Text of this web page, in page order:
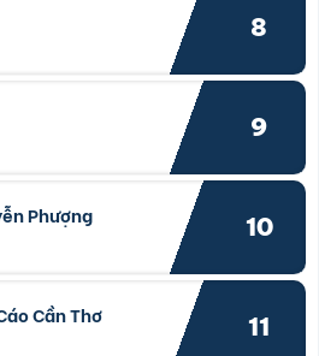
8
9
Phượng
10
Cần Thơ
11